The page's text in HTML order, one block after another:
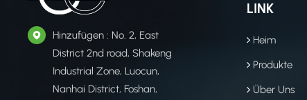
Hinzufügen : No. 2, East
District 2nd road, Shakeng
Industrial Zone, Luocun,
Nanhai District, Foshan,
LINK
Heim
Produkte
Über Uns